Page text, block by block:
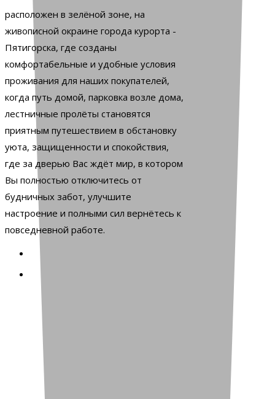
расположен в зелёной зоне, на
живописной окраине города курорта -
Пятигорска, где созданы
комфортабельные и удобные условия
проживания для наших покупателей,
когда путь домой, парковка возле дома,
лестничные пролёты становятся
приятным путешествием в обстановку
уюта, защищенности и спокойствия,
где за дверью Вас ждёт мир, в котором
Вы полностью отключитесь от
будничных забот, улучшите
настроение и полными сил вернётесь к
повседневной работе.